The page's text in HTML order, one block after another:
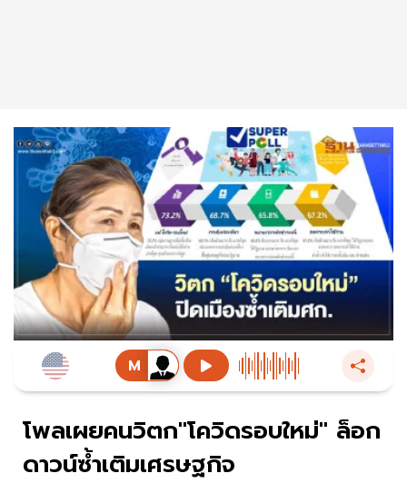
โพลเผยคนวิตก"โควิดรอบใหม่" ล็อก
ดาวน์ซ้ำเติมเศรษฐกิจ